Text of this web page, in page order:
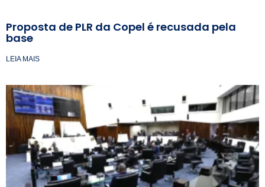
Proposta de PLR da Copel é recusada pela
base
LEIA MAIS